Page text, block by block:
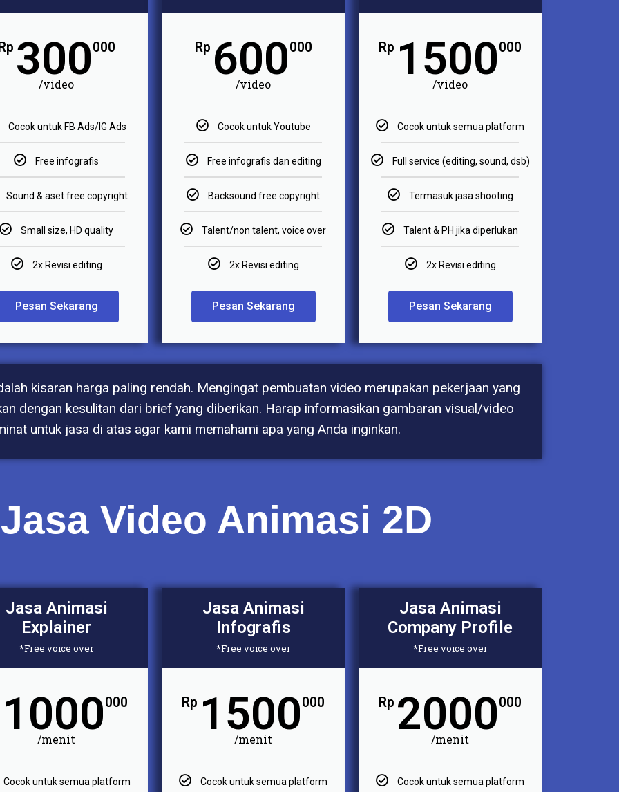
300000
/video
Cocok untuk FB Ads/IG Ads
Free infografis
Sound & aset free copyright
Small size, HD quality
2x Revisi editing
Pesan Sekarang
Rp 600000
/video
Cocok untuk Youtube
Free infografis dan editing
Backsound free copyright
Talent/non talent, voice over
2x Revisi editing
Pesan Sekarang
Rp 1500000
/video
Cocok untuk semua platform
Full service (editing, sound, dsb)
Termasuk jasa shooting
Talent & PH jika diperlukan
2x Revisi editing
Pesan Sekarang
kisaran harga paling rendah. Mengingat pembuatan video merupakan pekerjaan yang
dengan kesulitan dari brief yang diberikan. Harap informasikan gambaran visual/video
untuk jasa di atas agar kami memahami apa yang Anda inginkan.
Video Animasi 2D
Jasa Animasi
Explainer
*Free voice over
1000000
/menit
Cocok untuk semua platform
Jasa Animasi
Infografis
*Free voice over
Rp 1500000
/menit
Cocok untuk semua platform
Jasa Animasi
Company Profile
*Free voice over
Rp 2000000
/menit
Cocok untuk semua platform